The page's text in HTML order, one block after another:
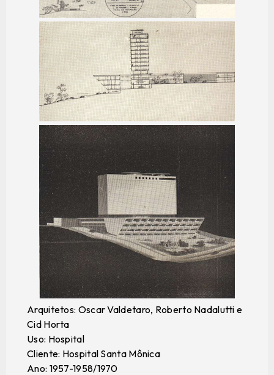
Arquitetos: Oscar Valdetaro, Roberto Nadalutti e
Cid Horta
Uso: Hospital
Cliente: Hospital Santa Mônica
Ano: 1957-1958/1970